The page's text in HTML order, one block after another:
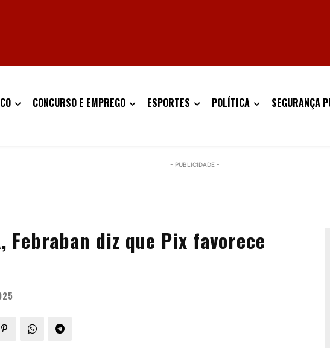
CONCURSO E EMPREGO ESPORTES POLÍTICA SEGURANÇA
- PUBLICIDADE -
Febraban diz que Pix favorece